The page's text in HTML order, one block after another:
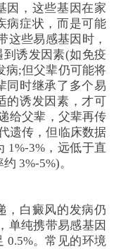
因，这些基因在家
病症状，而是可能
这些易感基因时，
诱发因素(如免疫
病;但父辈仍可能将
同时继承了多个易
的诱发因素，才可
给父辈，父辈再传
遗传，但临床数据
1%-3%，远低于直
3%-5%)。
白癜风的发病仍
单纯携带易感基因
0.5%。常见的环境